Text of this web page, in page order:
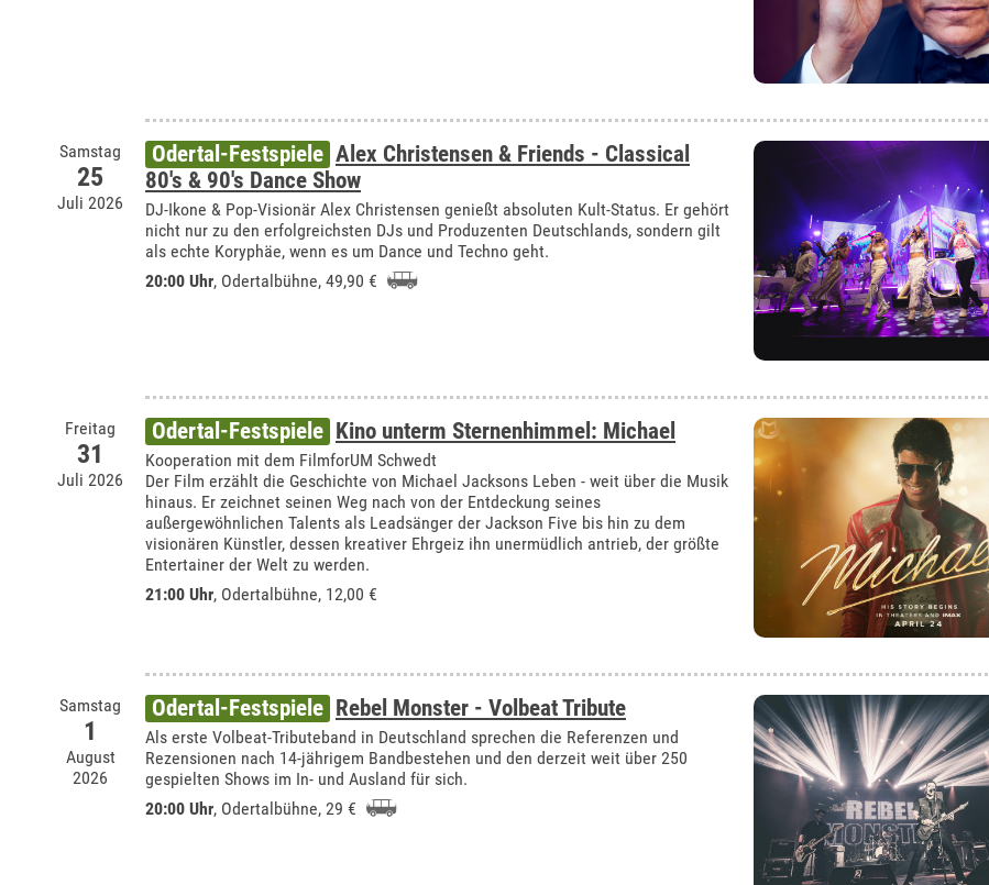
Samstag
25
Juli 2026
Odertal-Festspiele Alex Christensen & Friends - Classical
80's & 90's Dance Show
DJ-Ikone & Pop-Visionär Alex Christensen genießt absoluten Kult-Status. Er gehört
nicht nur zu den erfolgreichsten DJs und Produzenten Deutschlands, sondern gilt
als echte Koryphäe, wenn es um Dance und Techno geht.
20:00 Uhr, Odertalbühne, 49,90 €
Freitag
31
Juli 2026
Odertal-Festspiele Kino unterm Sternenhimmel: Michael
Kooperation mit dem FilmforUM Schwedt
Der Film erzählt die Geschichte von Michael Jacksons Leben - weit über die Musik
hinaus. Er zeichnet seinen Weg nach von der Entdeckung seines
außergewöhnlichen Talents als Leadsänger der Jackson Five bis hin zu dem
visionären Künstler, dessen kreativer Ehrgeiz ihn unermüdlich antrieb, der größte
Entertainer der Welt zu werden.
21:00 Uhr, Odertalbühne, 12,00 €
Samstag
1
August
2026
Odertal-Festspiele Rebel Monster - Volbeat Tribute
Als erste Volbeat-Tributeband in Deutschland sprechen die Referenzen und
Rezensionen nach 14-jährigem Bandbestehen und den derzeit weit über 250
gespielten Shows im In- und Ausland für sich.
20:00 Uhr, Odertalbühne, 29 €